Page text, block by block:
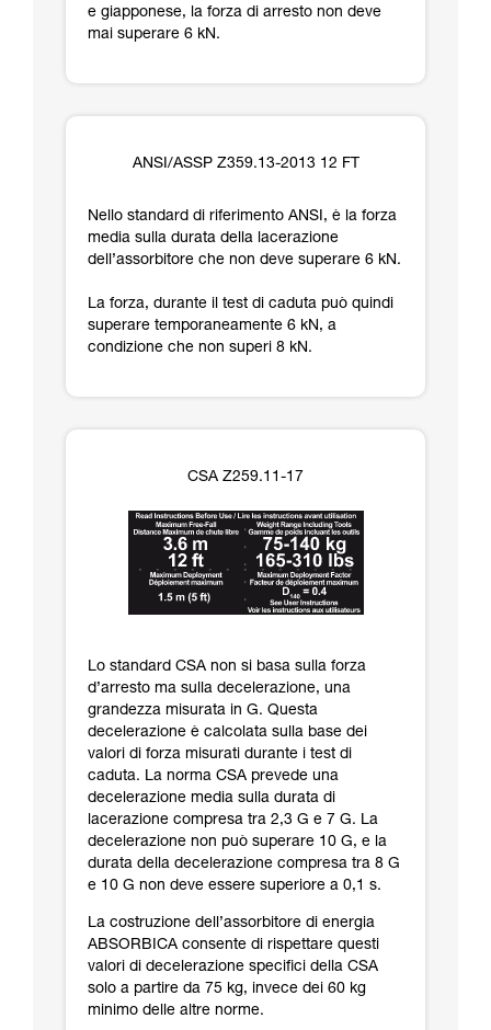
e giapponese, la forza di arresto non deve
mai superare 6 kN.
ANSI/ASSP Z359.13-2013 12 FT
Nello standard di riferimento ANSI, è la forza
media sulla durata della lacerazione
dell’assorbitore che non deve superare 6 kN.
La forza, durante il test di caduta può quindi
superare temporaneamente 6 kN, a
condizione che non superi 8 kN.
CSA Z259.11-17
Lo standard CSA non si basa sulla forza
d’arresto ma sulla decelerazione, una
grandezza misurata in G. Questa
decelerazione è calcolata sulla base dei
valori di forza misurati durante i test di
caduta. La norma CSA prevede una
decelerazione media sulla durata di
lacerazione compresa tra 2,3 G e 7 G. La
decelerazione non può superare 10 G, e la
durata della decelerazione compresa tra 8 G
e 10 G non deve essere superiore a 0,1 s.
La costruzione dell’assorbitore di energia
ABSORBICA consente di rispettare questi
valori di decelerazione specifici della CSA
solo a partire da 75 kg, invece dei 60 kg
minimo delle altre norme.